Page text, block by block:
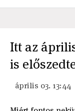
Itt az
is
április 03. 13:44